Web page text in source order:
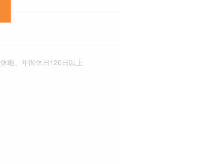
暇、年間休日120日以上